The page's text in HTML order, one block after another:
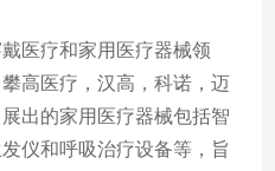
医疗和家用医疗器械领
高医疗，汉高，科诺，迈
出的家用医疗器械包括智
仪和呼吸治疗设备等，旨